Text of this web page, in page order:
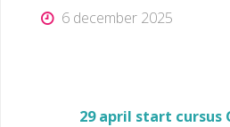
6 december 2025
29 april start cursus